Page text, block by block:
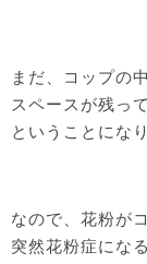
まだ、コップの
スペースが残っ
ということにな
なので、花粉が
突然花粉症にな